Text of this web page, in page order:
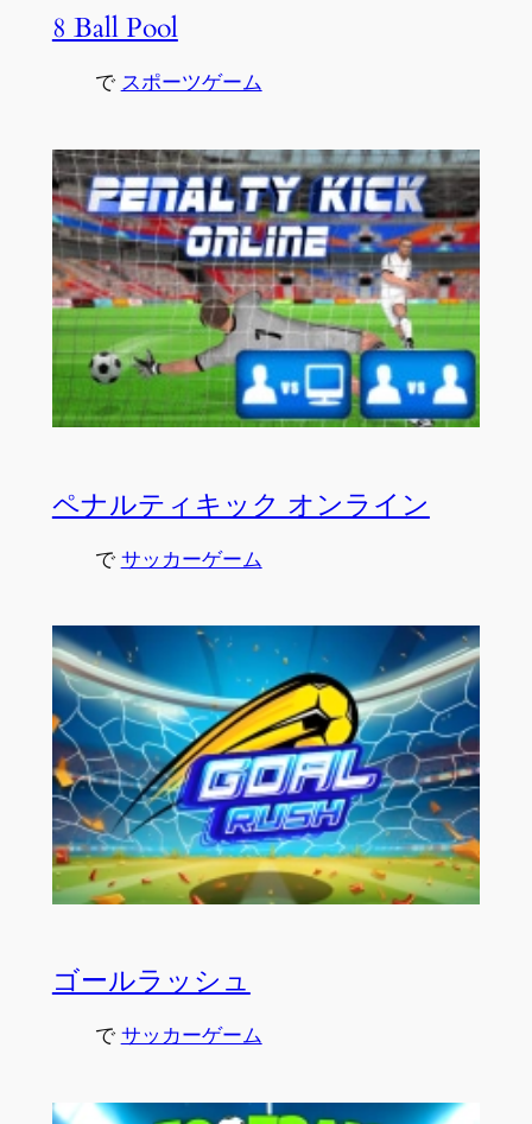
8 Ball Pool
で スポーツゲーム
ペナルティキック オンライン
で サッカーゲーム
ゴールラッシュ
で サッカーゲーム